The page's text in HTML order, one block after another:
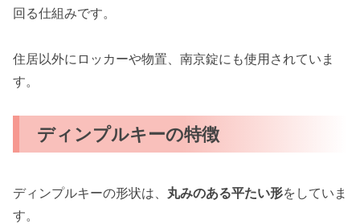
回る仕組みです。
住居以外にロッカーや物置、南京錠にも使用されていま
す。
ディンプルキーの特徴
ディンプルキーの形状は、 丸みのある平たい形をしていま
す。